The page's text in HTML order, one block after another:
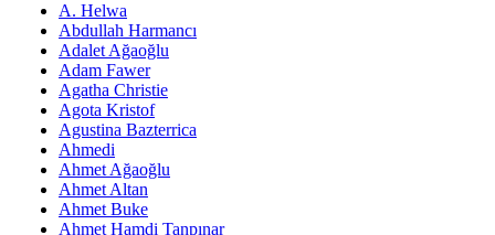
A. Helwa
Abdullah Harmancı
Adalet Ağaoğlu
Adam Fawer
Agatha Christie
Agota Kristof
Agustina Bazterrica
Ahmedi
Ahmet Ağaoğlu
Ahmet Altan
Ahmet Buke
Ahmet Hamdi Tanpınar